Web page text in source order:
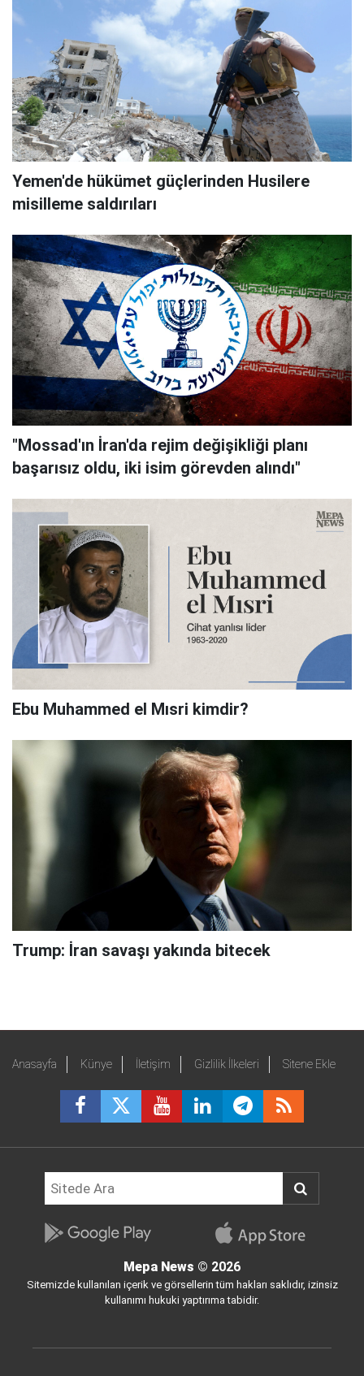
Yemen'de hükümet güçlerinden Husilere
misilleme saldırıları
"Mossad'ın İran'da rejim değişikliği planı
başarısız oldu, iki isim görevden alındı"
Ebu Muhammed el Mısri kimdir?
Trump: İran savaşı yakında bitecek
Anasayfa Künye İletişim Gizlilik İlkeleri Sitene Ekle
Mepa News © 2026
Sitemizde kullanılan içerik ve görsellerin tüm hakları saklıdır, izinsiz
kullanımı hukuki yaptırıma tabidir.